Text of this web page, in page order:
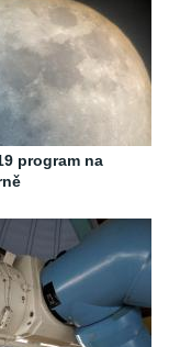
program na